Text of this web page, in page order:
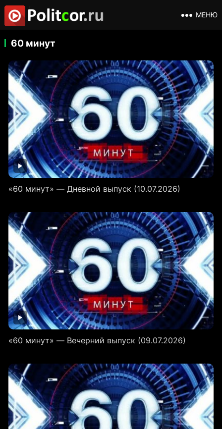
МЕНЮ
60 минут
«60 минут» — Дневной выпуск (10.07.2026)
«60 минут» — Вечерний выпуск (09.07.2026)